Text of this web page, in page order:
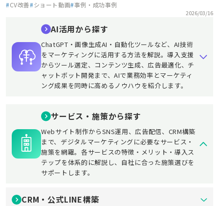
#CV改善#ショート動画#事例・成功事例
2026/03/16
AI活用から探す
ChatGPT・画像生成AI・自動化ツールなど、AI技術
をマーケティングに活用する方法を解説。導入支援
からツール選定、コンテンツ生成、広告最適化、チ
ャットボット開発まで、AIで業務効率とマーケティ
ング成果を同時に高めるノウハウを紹介します。
サービス・施策から探す
Webサイト制作からSNS運用、広告配信、CRM構築
まで、デジタルマーケティングに必要なサービス・
施策を網羅。各サービスの特徴・メリット・導入ス
テップを体系的に解説し、自社に合った施策選びを
サポートします。
CRM・公式LINE構築